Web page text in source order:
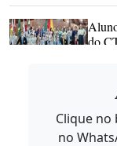
do
Clique no
no